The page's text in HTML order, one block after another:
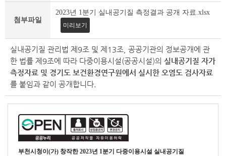
세
블
첨부파일
2023년 1분기 실내공기질 측정결과 공개 자료.xlsx
미리보기
실내공기질 관리법 제9조 및 제13조, 공공기관의 정보공개에 관
한 법률 제9조에 따라 다중이용시설(공공시설)의 실내공기질 자가
측정자료 및 경기도 보건환경연구원에서 실시한 오염도 검사자료
를 붙임과 같이 공개합니다.
부천시청이(가) 창작한2023년 1분기 다중이용시설 실내공기질